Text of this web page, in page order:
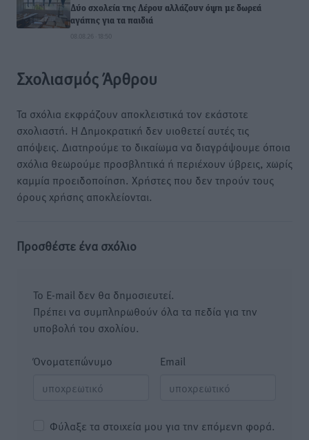
Δύο σχολεία της Λέρου αλλάζουν όψη με δωρεά
αγάπης για τα παιδιά
08.08.26 · 18:50
Σχολιασμός Άρθρου
Τα σχόλια εκφράζουν αποκλειστικά τον εκάστοτε
σχολιαστή. Η Δημοκρατική δεν υιοθετεί αυτές τις
απόψεις. Διατηρούμε το δικαίωμα να διαγράψουμε όποια
σχόλια θεωρούμε προσβλητικά ή περιέχουν ύβρεις, χωρίς
καμμία προειδοποίηση. Χρήστες που δεν τηρούν τους
όρους χρήσης αποκλείονται.
Προσθέστε ένα σχόλιο
Το E-mail δεν θα δημοσιευτεί.
Πρέπει να συμπληρωθούν όλα τα πεδία για την
υποβολή του σχολίου.
Όνοματεπώνυμο Email
Φύλαξε τα στοιχεία μου για την επόμενη φορά.